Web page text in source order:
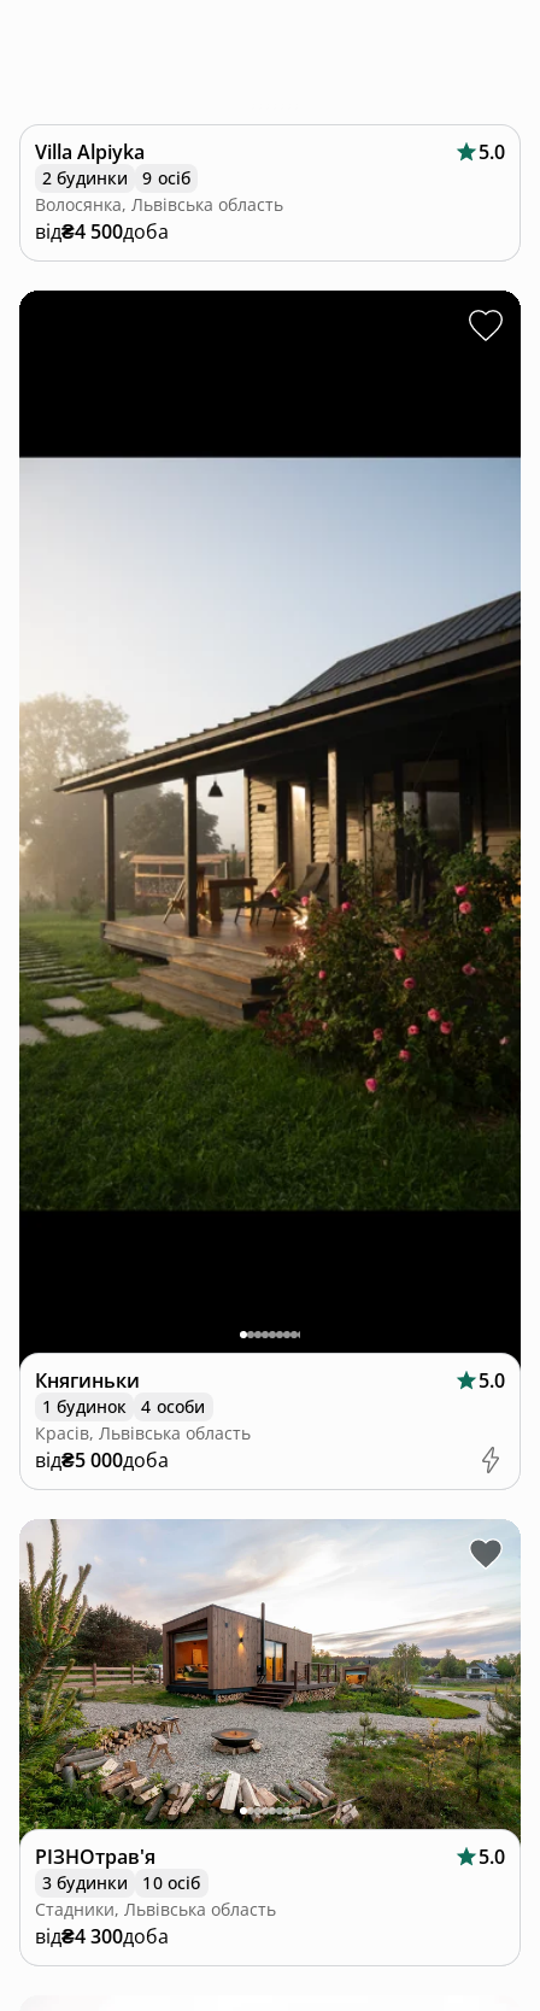
Villa Alpiyka 5.0
2 будинки
9 осіб
Волосянка, Львівська область
від₴4 500доба
Княгиньки 5.0
1 будинок
4 особи
Красів, Львівська область
від₴5 000доба
РІЗНОтрав'я 5.0
3 будинки
10 осіб
Стадники, Львівська область
від₴4 300доба